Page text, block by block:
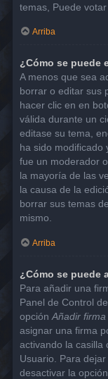
temas, Puede
Arriba
¿Cómo se puede
A menos que sea
borrar o editar sus
hacer clic en en
válida durante un
editase su tema,
ha sido modificado
fue un moderador
la mayoría de las
la causa de la
borrar sus temas
mismo.
Arriba
¿Cómo se puede
Para añadir una
Panel de Control
opción Añadir firma
asignar una firma
activando la casilla
Usuario. Para
desactivar la opción